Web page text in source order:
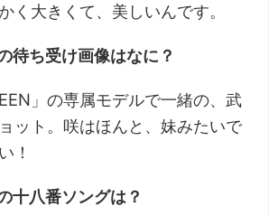
く大きくて、美しいんです。
待ち受け画像はなに？
」の専属モデルで一緒の、武
ット。咲はほんと、妹みたいで
！
十八番ソングは？